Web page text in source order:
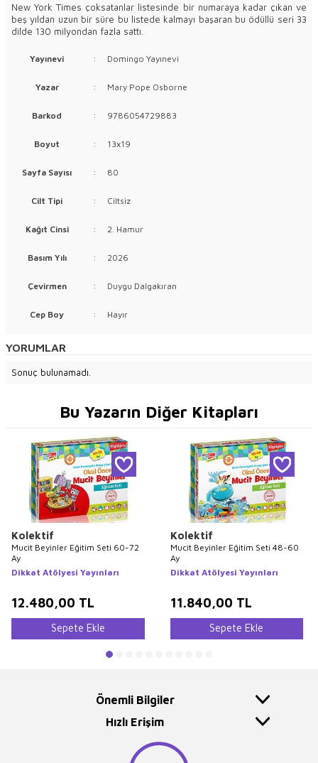
New York Times çoksatanlar listesinde bir numaraya kadar çıkan ve
beş yıldan uzun bir süre bu listede kalmayı başaran bu ödüllü seri 33
dilde 130 milyondan fazla sattı.
Yayınevi : Domingo Yayınevi
Yazar : Mary Pope Osborne
Barkod : 9786054729883
Boyut : 13x19
Sayfa Sayısı : 80
Cilt Tipi : Ciltsiz
Kağıt Cinsi : 2. Hamur
Basım Yılı : 2026
Çevirmen : Duygu Dalgakıran
Cep Boy : Hayır
YORUMLAR
Sonuç bulunamadı.
Bu Yazarın Diğer Kitapları
Kolektif
Mucit Beyinler Eğitim Seti 60-72
Ay
Dikkat Atölyesi Yayınları
12.480,00 TL
Sepete Ekle
Kolektif
Mucit Beyinler Eğitim Seti 48-60
Ay
Dikkat Atölyesi Yayınları
11.840,00 TL
Sepete Ekle
Önemli Bilgiler
Hızlı Erişim